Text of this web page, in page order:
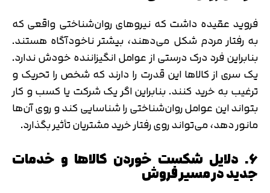
فروید عقیده داشت که نیروهای روان‌شناختی واقعی که
به رفتار مردم شکل می‌دهند، بیشتر ناخودآگاه هستند.
بنابراین فرد درک درستی از عوامل انگیزاننده خودش ندارد.
یک سری از کالاها این قدرت را دارند که شخص را تحریک و
ترغیب به خرید کنند. بنابراین اگر یک شرکت یا کسب و کار
بتواند این عوامل روان‌شناختی را شناسایی کند و روی آن‌ها
مانور دهد، می‌تواند روی رفتار خرید مشتریان تأثیر بگذارد.
6. دلایل شکست خوردن کالاها و خدمات
جدید در مسیر فروش